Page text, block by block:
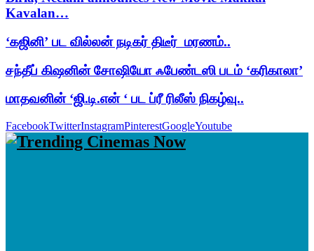
Kavalan…
‘கஜினி’ பட வில்லன் நடிகர் திடீர் மரணம்..
சந்தீப் கிஷனின் சோஷியோ ஃபேண்டஸி படம் ‘கரிகாலா’
மாதவனின் ‘ஜி.டி.என் ‘ பட ப்ரீ ரிலீஸ் நிகழ்வு..
FacebookTwitterInstagramPinterestGoogleYoutube